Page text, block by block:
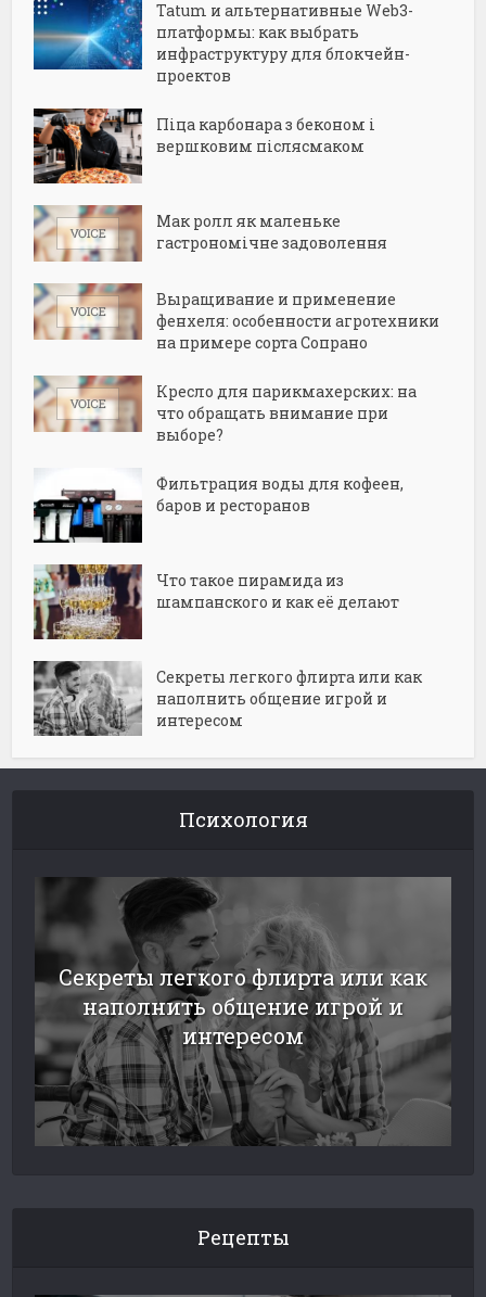
Tatum и альтернативные Web3-
платформы: как выбрать
инфраструктуру для блокчейн-
проектов
Піца карбонара з беконом і
вершковим післясмаком
Мак ролл як маленьке
гастрономічне задоволення
Выращивание и применение
фенхеля: особенности агротехники
на примере сорта Сопрано
Кресло для парикмахерских: на
что обращать внимание при
выборе?
Фильтрация воды для кофеен,
баров и ресторанов
Что такое пирамида из
шампанского и как её делают
Секреты легкого флирта или как
наполнить общение игрой и
интересом
Психология
Секреты легкого флирта или как
наполнить общение игрой и
интересом
Рецепты